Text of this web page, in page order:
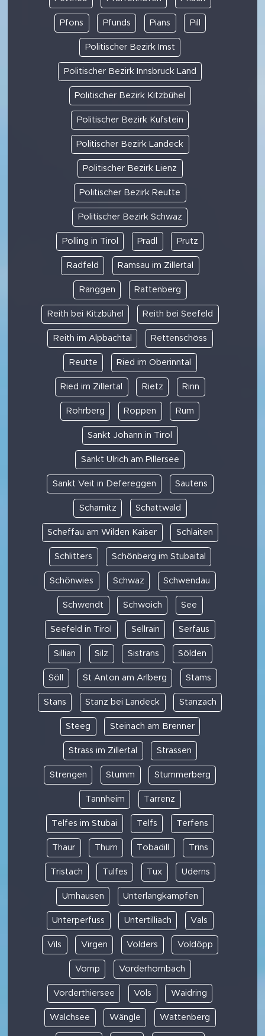
Pfons Pfunds Pians Pill
Politischer Bezirk Imst
Politischer Bezirk Innsbruck Land
Politischer Bezirk Kitzbühel
Politischer Bezirk Kufstein
Politischer Bezirk Landeck
Politischer Bezirk Lienz
Politischer Bezirk Reutte
Politischer Bezirk Schwaz
Polling in Tirol Pradl Prutz
Radfeld Ramsau im Zillertal
Ranggen Rattenberg
Reith bei Kitzbühel Reith bei Seefeld
Reith im Alpbachtal Rettenschöss
Reutte Ried im Oberinntal
Ried im Zillertal Rietz Rinn
Rohrberg Roppen Rum
Sankt Johann in Tirol
Sankt Ulrich am Pillersee
Sankt Veit in Defereggen Sautens
Scharnitz Schattwald
Scheffau am Wilden Kaiser Schlaiten
Schlitters Schönberg im Stubaital
Schönwies Schwaz Schwendau
Schwendt Schwoich See
Seefeld in Tirol Sellrain Serfaus
Sillian Silz Sistrans Sölden
Söll St Anton am Arlberg Stams
Stans Stanz bei Landeck Stanzach
Steeg Steinach am Brenner
Strass im Zillertal Strassen
Strengen Stumm Stummerberg
Tannheim Tarrenz
Telfes im Stubai Telfs Terfens
Thaur Thurn Tobadill Trins
Tristach Tulfes Tux Uderns
Umhausen Unterlangkampfen
Unterperfuss Untertilliach Vals
Vils Virgen Volders Voldöpp
Vomp Vorderhornbach
Vorderthiersee Völs Waidring
Walchsee Wängle Wattenberg